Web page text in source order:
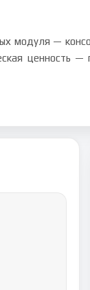
модуля —
ценность